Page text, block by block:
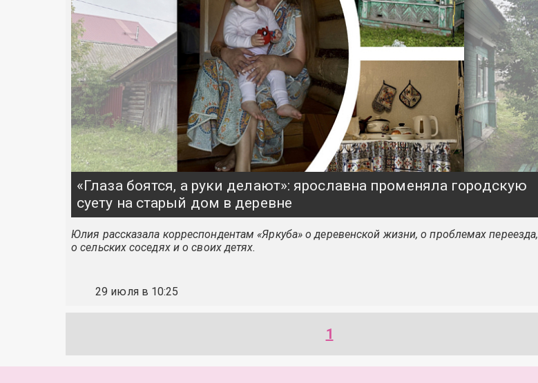
«Глаза боятся, а руки делают»: ярославна променяла городскую
суету на старый дом в деревне
Юлия рассказала корреспондентам «Яркуба» о деревенской жизни, о проблемах переезда,
о сельских соседях и о своих детях.
29 июля в 10:25
1